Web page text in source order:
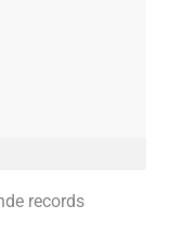
records